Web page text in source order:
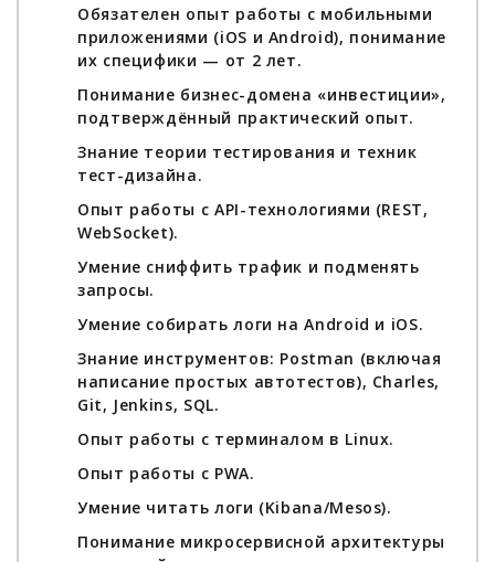
Обязателен опыт работы с мобильными
приложениями (iOS и Android), понимание
их специфики — от 2 лет.
Понимание бизнес-домена «инвестиции»,
подтверждённый практический опыт.
Знание теории тестирования и техник
тест-дизайна.
Опыт работы с API-технологиями (REST,
WebSocket).
Умение сниффить трафик и подменять
запросы.
Умение собирать логи на Android и iOS.
Знание инструментов: Postman (включая
написание простых автотестов), Charles,
Git, Jenkins, SQL.
Опыт работы с терминалом в Linux.
Опыт работы с PWA.
Умение читать логи (Kibana/Mesos).
Понимание микросервисной архитектуры